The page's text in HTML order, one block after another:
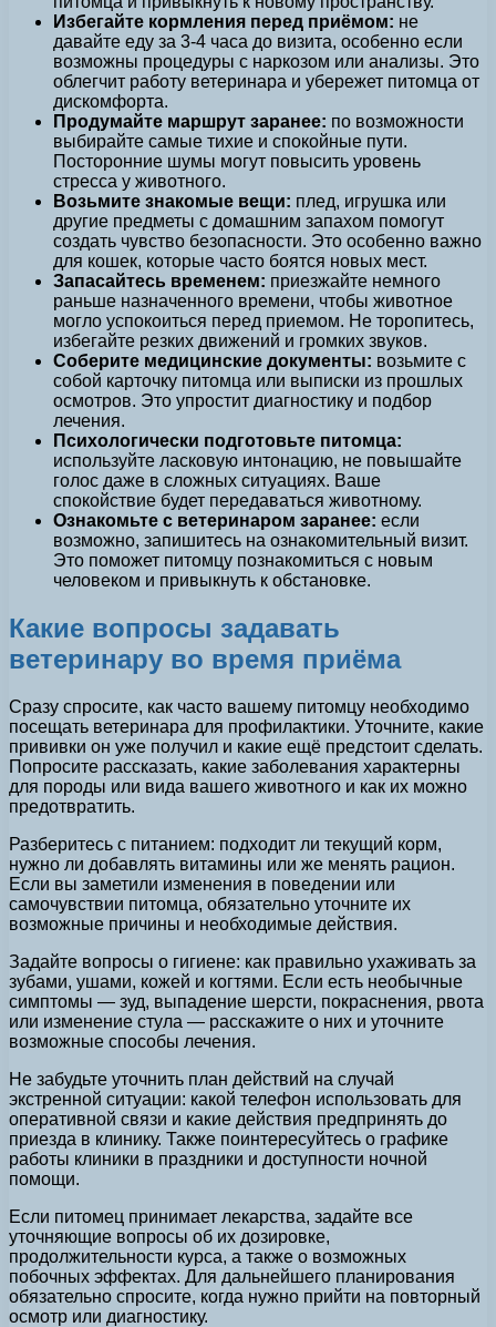
Избегайте кормления перед приёмом: не
давайте еду за 3-4 часа до визита, особенно если
возможны процедуры с наркозом или анализы. Это
облегчит работу ветеринара и убережет питомца от
дискомфорта.
Продумайте маршрут заранее: по возможности
выбирайте самые тихие и спокойные пути.
Посторонние шумы могут повысить уровень
стресса у животного.
Возьмите знакомые вещи: плед, игрушка или
другие предметы с домашним запахом помогут
создать чувство безопасности. Это особенно важно
для кошек, которые часто боятся новых мест.
Запасайтесь временем: приезжайте немного
раньше назначенного времени, чтобы животное
могло успокоиться перед приемом. Не торопитесь,
избегайте резких движений и громких звуков.
Соберите медицинские документы: возьмите с
собой карточку питомца или выписки из прошлых
осмотров. Это упростит диагностику и подбор
лечения.
Психологически подготовьте питомца:
используйте ласковую интонацию, не повышайте
голос даже в сложных ситуациях. Ваше
спокойствие будет передаваться животному.
Ознакомьте с ветеринаром заранее: если
возможно, запишитесь на ознакомительный визит.
Это поможет питомцу познакомиться с новым
человеком и привыкнуть к обстановке.
Какие вопросы задавать
ветеринару во время приёма
Сразу спросите, как часто вашему питомцу необходимо
посещать ветеринара для профилактики. Уточните, какие
прививки он уже получил и какие ещё предстоит сделать.
Попросите рассказать, какие заболевания характерны
для породы или вида вашего животного и как их можно
предотвратить.
Разберитесь с питанием: подходит ли текущий корм,
нужно ли добавлять витамины или же менять рацион.
Если вы заметили изменения в поведении или
самочувствии питомца, обязательно уточните их
возможные причины и необходимые действия.
Задайте вопросы о гигиене: как правильно ухаживать за
зубами, ушами, кожей и когтями. Если есть необычные
симптомы — зуд, выпадение шерсти, покраснения, рвота
или изменение стула — расскажите о них и уточните
возможные способы лечения.
Не забудьте уточнить план действий на случай
экстренной ситуации: какой телефон использовать для
оперативной связи и какие действия предпринять до
приезда в клинику. Также поинтересуйтесь о графике
работы клиники в праздники и доступности ночной
помощи.
Если питомец принимает лекарства, задайте все
уточняющие вопросы об их дозировке,
продолжительности курса, а также о возможных
побочных эффектах. Для дальнейшего планирования
обязательно спросите, когда нужно прийти на повторный
осмотр или диагностику.